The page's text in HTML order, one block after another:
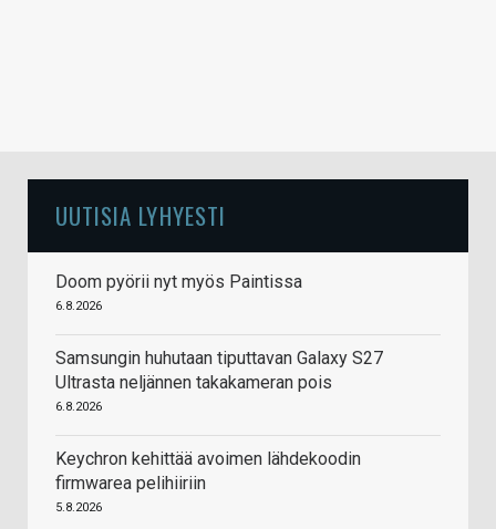
UUTISIA LYHYESTI
Doom pyörii nyt myös Paintissa
6.8.2026
Samsungin huhutaan tiputtavan Galaxy S27
Ultrasta neljännen takakameran pois
6.8.2026
Keychron kehittää avoimen lähdekoodin
firmwarea pelihiiriin
5.8.2026